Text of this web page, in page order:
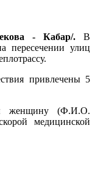
- Кабар/.В
пересечении улиц
привлечены 5
женщину (Ф.И.О.
медицинской